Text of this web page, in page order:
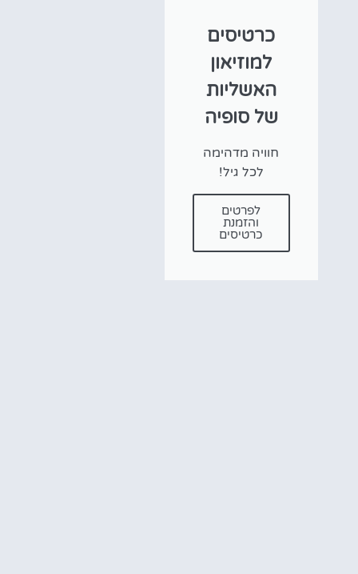
כרטיסים
למוזיאון
האשליות
של סופיה
חוויה מדהימה
לכל גיל!
לפרטים
והזמנת
כרטיסים